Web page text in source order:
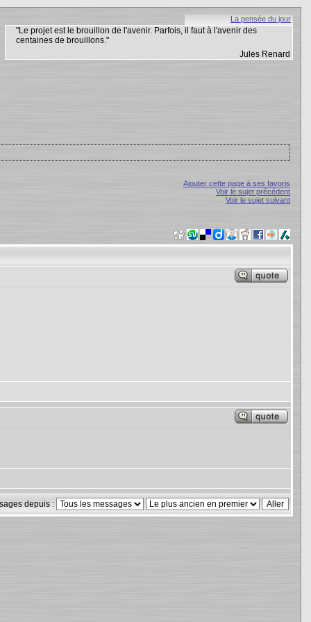
La pensée du jour
"Le projet est le brouillon de l'avenir. Parfois, il faut à l'avenir des
centaines de brouillons."
Jules Renard
Ajouter cette page à ses favoris
Voir le sujet précédent
Voir le sujet suivant
depuis :